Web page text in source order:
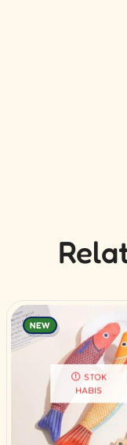
NEW
STOK
HABIS